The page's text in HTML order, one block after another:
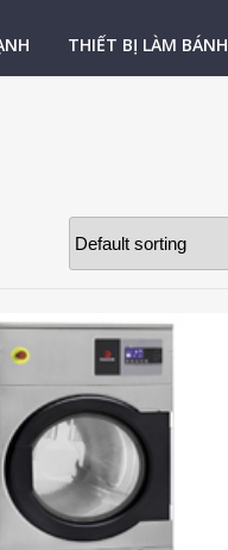
THIẾT BỊ LÀM BÁNH